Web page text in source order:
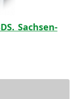
Sachsen-